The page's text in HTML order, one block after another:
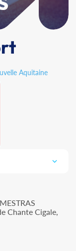
Aquitaine
Chante Cigale,